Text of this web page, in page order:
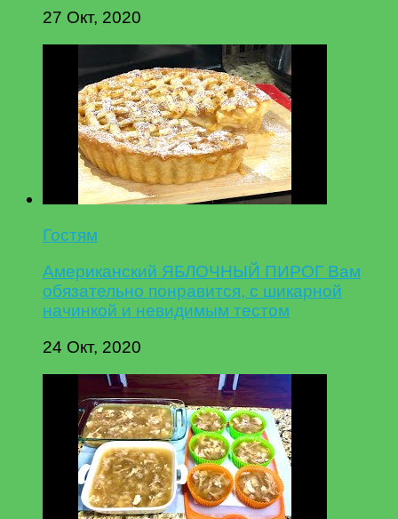
27 Окт, 2020
Гостям
Американский ЯБЛОЧНЫЙ ПИРОГ Вам
обязательно понравится, с шикарной
начинкой и невидимым тестом
24 Окт, 2020